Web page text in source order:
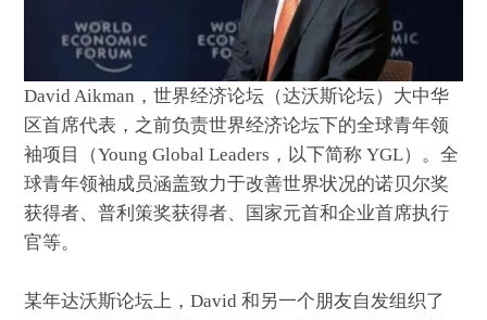
David Aikman，世界经济论坛（达沃斯论坛）大中华
区首席代表，之前负责世界经济论坛下的全球青年领
袖项目（Young Global Leaders，以下简称 YGL）。全
球青年领袖成员涵盖致力于改善世界状况的诺贝尔奖
获得者、普利策奖获得者、国家元首和企业首席执行
官等。
某年达沃斯论坛上，David 和另一个朋友自发组织了